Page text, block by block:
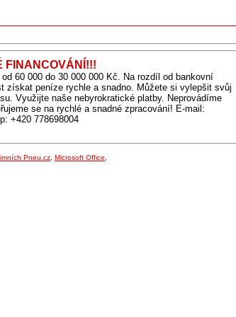
FINANCOVÁNÍ!!!
60 000 do 30 000 000 Kč. Na rozdíl od bankovní
získat peníze rychle a snadno. Můžete si vylepšit svůj
Využijte naše nebyrokratické platby. Neprovádíme
se na rychlé a snadné zpracování! E-mail:
+420 778698004
Pneu.cz Microsoft Office